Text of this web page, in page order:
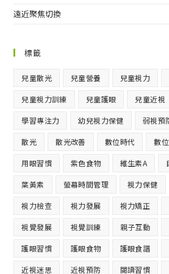
遠近聚焦切換
標籤
兒童散光 兒童營養 兒童視力
兒童視力訓練 兒童護眼 兒童近視
學習專注力 幼兒視力保健 弱視預
散光 散光改善 數位時代 數
用眼習慣 紫色食物 維生素A
葉黃素 螢幕時間管理 視力保健
視力檢查 視力發展 視力矯正
視覺發展 視覺訓練 親子互動
護眼習慣 護眼食物 護眼食譜
近視迷思 近視預防 閱讀習慣